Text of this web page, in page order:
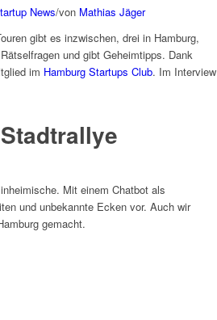
News/von Mathias Jäger
gibt es inzwischen, drei in Hamburg,
und gibt Geheimtipps. Dank
im Hamburg Startups Club. Im Interview
Mit einem Chatbot als
und unbekannte Ecken vor. Auch wir
gemacht.